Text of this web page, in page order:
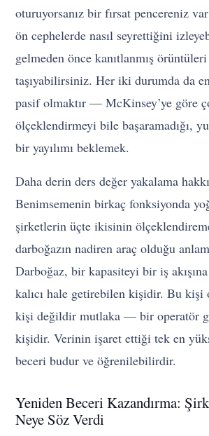
oturuyorsanız bir fırsat pencereniz
ön cephelerde nasıl seyrettiğini
gelmeden önce kanıtlanmış
taşıyabilirsiniz. Her iki durumda da
pasif olmaktır — McKinsey’ye göre
ölçeklendirmeyi bile başaramadığı,
bir yayılımı beklemek.
Daha derin ders değer yakalama
Benimsemenin birkaç fonksiyonda
şirketlerin üçte ikisinin
darboğazın nadiren araç olduğu
Darboğaz, bir kapasiteyi bir iş
kalıcı hale getirebilen kişidir. Bu kişi
kişi değildir mutlaka — bir operatör
kişidir. Verinin işaret ettiği tek en
beceri budur ve öğrenilebilirdir.
Yeniden Beceri Kazandırma:
Neye Söz Verdi